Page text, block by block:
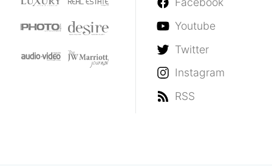
Youtube
Twitter
Instagram
RSS